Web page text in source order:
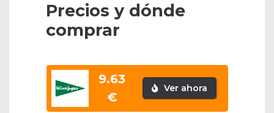
Precios y dónde
comprar
9.63
€
Ver ahora